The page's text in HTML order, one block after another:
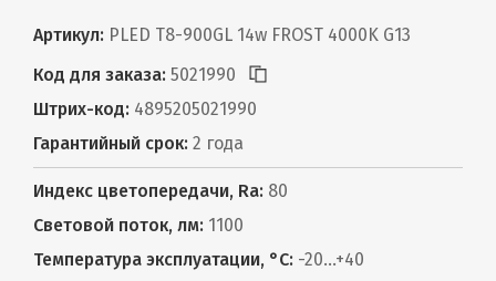
Артикул: PLED T8-900GL 14w FROST 4000K G13
Код для заказа: 5021990
Штрих-код: 4895205021990
Гарантийный срок: 2 года
Индекс цветопередачи, Ra: 80
Световой поток, лм: 1100
Температура эксплуатации, °С: -20...+40